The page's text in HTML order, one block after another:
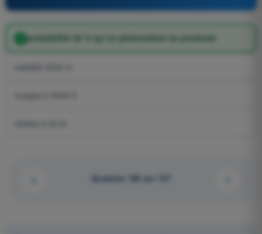
probabilité 30 % qu’un phénomène se produise
Question 106 sur 137